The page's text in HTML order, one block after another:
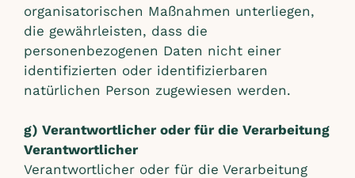
organisatorischen Maßnahmen unterliegen,
die gewährleisten, dass die
personenbezogenen Daten nicht einer
identifizierten oder identifizierbaren
natürlichen Person zugewiesen werden.
g) Verantwortlicher oder für die Verarbeitung
Verantwortlicher
Verantwortlicher oder für die Verarbeitung